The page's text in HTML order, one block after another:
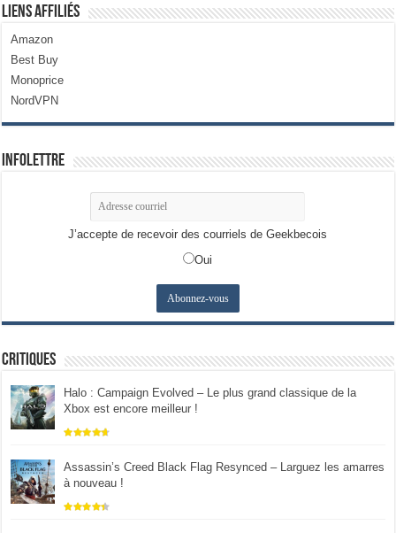
Liens Affiliés
Amazon
Best Buy
Monoprice
NordVPN
Infolettre
J’accepte de recevoir des courriels de Geekbecois
Oui
Critiques
Halo : Campaign Evolved – Le plus grand classique de la
Xbox est encore meilleur !
Assassin’s Creed Black Flag Resynced – Larguez les amarres
à nouveau !